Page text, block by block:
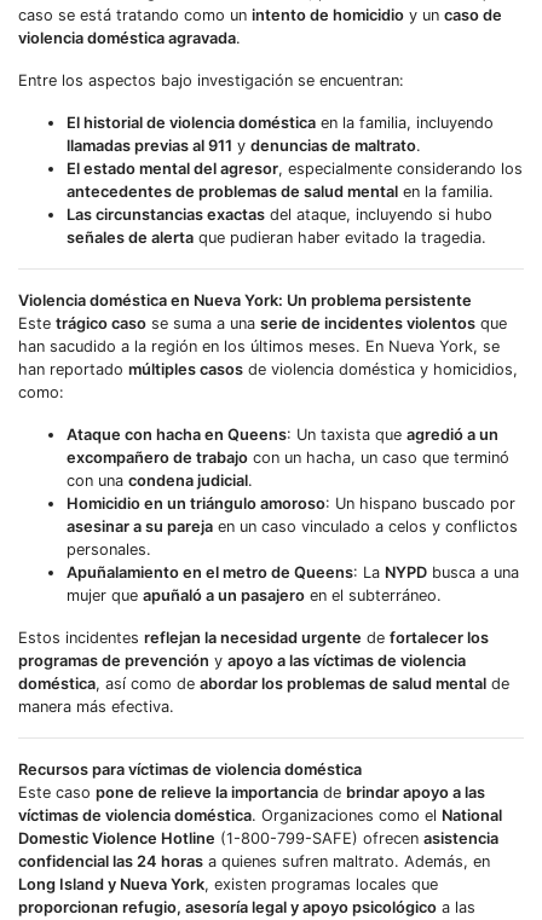
caso se está tratando como un intento de homicidio y un caso de
violencia doméstica agravada.
Entre los aspectos bajo investigación se encuentran:
El historial de violencia doméstica en la familia, incluyendo
llamadas previas al 911 y denuncias de maltrato.
El estado mental del agresor, especialmente considerando los
antecedentes de problemas de salud mental en la familia.
Las circunstancias exactas del ataque, incluyendo si hubo
señales de alerta que pudieran haber evitado la tragedia.
Violencia doméstica en Nueva York: Un problema persistente
Este trágico caso se suma a una serie de incidentes violentos que
han sacudido a la región en los últimos meses. En Nueva York, se
han reportado múltiples casos de violencia doméstica y homicidios,
como:
Ataque con hacha en Queens: Un taxista que agredió a un
excompañero de trabajo con un hacha, un caso que terminó
con una condena judicial.
Homicidio en un triángulo amoroso: Un hispano buscado por
asesinar a su pareja en un caso vinculado a celos y conflictos
personales.
Apuñalamiento en el metro de Queens: La NYPD busca a una
mujer que apuñaló a un pasajero en el subterráneo.
Estos incidentes reflejan la necesidad urgente de fortalecer los
programas de prevención y apoyo a las víctimas de violencia
doméstica, así como de abordar los problemas de salud mental de
manera más efectiva.
Recursos para víctimas de violencia doméstica
Este caso pone de relieve la importancia de brindar apoyo a las
víctimas de violencia doméstica. Organizaciones como el National
Domestic Violence Hotline (1-800-799-SAFE) ofrecen asistencia
confidencial las 24 horas a quienes sufren maltrato. Además, en
Long Island y Nueva York, existen programas locales que
proporcionan refugio, asesoría legal y apoyo psicológico a las